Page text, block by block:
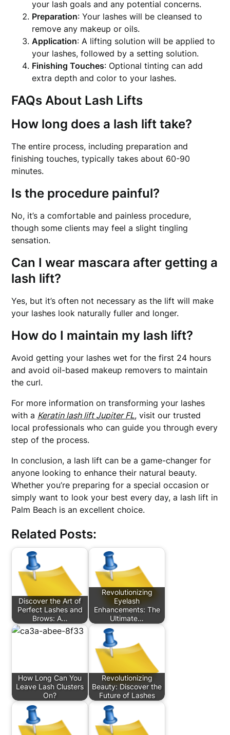
your lash goals and any potential concerns.
Preparation: Your lashes will be cleansed to
remove any makeup or oils.
Application: A lifting solution will be applied to
your lashes, followed by a setting solution.
Finishing Touches: Optional tinting can add
extra depth and color to your lashes.
FAQs About Lash Lifts
How long does a lash lift take?
The entire process, including preparation and
finishing touches, typically takes about 60-90
minutes.
Is the procedure painful?
No, it’s a comfortable and painless procedure,
though some clients may feel a slight tingling
sensation.
Can I wear mascara after getting a
lash lift?
Yes, but it’s often not necessary as the lift will make
your lashes look naturally fuller and longer.
How do I maintain my lash lift?
Avoid getting your lashes wet for the first 24 hours
and avoid oil-based makeup removers to maintain
the curl.
For more information on transforming your lashes
with a Keratin lash lift Jupiter FL, visit our trusted
local professionals who can guide you through every
step of the process.
In conclusion, a lash lift can be a game-changer for
anyone looking to enhance their natural beauty.
Whether you’re preparing for a special occasion or
simply want to look your best every day, a lash lift in
Palm Beach is an excellent choice.
Related Posts:
Discover the Art of
Perfect Lashes and
Brows: A…
Revolutionizing
Eyelash
Enhancements: The
Ultimate…
How Long Can You
Leave Lash Clusters
On?
Revolutionizing
Beauty: Discover the
Future of Lashes